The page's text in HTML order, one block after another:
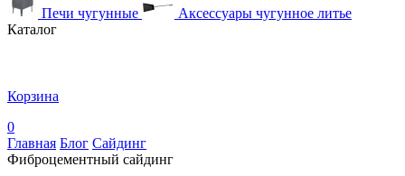
Печи чугунные
Аксессуары чугунное литье
Каталог
Корзина
0
Главная Блог Сайдинг
Фиброцементный сайдинг